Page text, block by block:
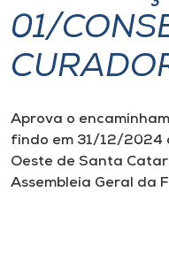
I.nova
Cultura
01/
Aprova o
findo em 31/12/2024
Oeste de Santa
Assembleia Geral da